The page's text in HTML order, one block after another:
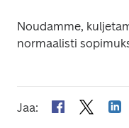
Noudamme,
normaalisti
Jaa: